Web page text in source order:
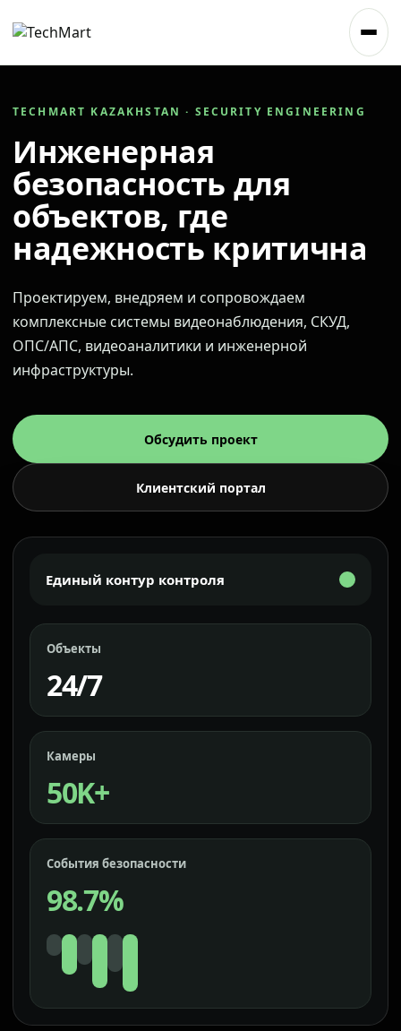
TECHMART KAZAKHSTAN · SECURITY ENGINEERING
Инженерная
безопасность для
объектов, где
надежность критична
Проектируем, внедряем и сопровождаем
комплексные системы видеонаблюдения, СКУД,
ОПС/АПС, видеоаналитики и инженерной
инфраструктуры.
Обсудить проект
Клиентский портал
Единый контур контроля
Объекты
24/7
Камеры
50K+
События безопасности
98.7%